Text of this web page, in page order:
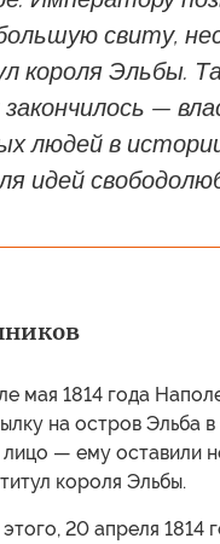
свиту,
короля Эльбы.
—
людей в
идей
мая 1814 года
на остров Эльба
лицо — ему оставили
короля Эльбы.
20 апреля